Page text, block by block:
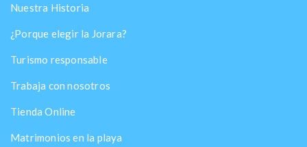
Nuestra Historia
¿Porque elegir la Jorara?
Turismo responsable
Trabaja con nosotros
Tienda Online
Matrimonios en la playa